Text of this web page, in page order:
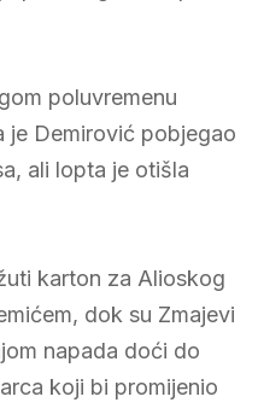
poluvremenu
je Demirović pobjegao
ali lopta je otišla
karton za Alioskog
dok su Zmajevi
napada doći do
koji bi promijenio